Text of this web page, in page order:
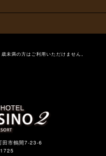
未満の方はご利用いただけません。
市鶴間7-23-6